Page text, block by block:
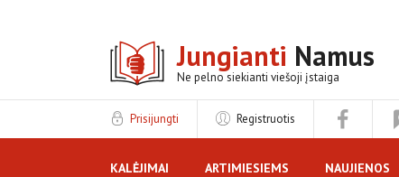
Jungianti Namus
Ne pelno siekianti viešoji įstaiga
Prisijungti Registruotis
KALĖJIMAI ARTIMIESIEMS NAUJIENOS